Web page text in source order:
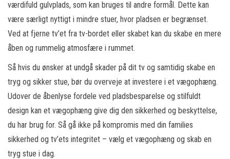
værdifuld gulvplads, som kan bruges til andre formål. Dette kan
være særligt nyttigt i mindre stuer, hvor pladsen er begrænset.
Ved at fjerne tv’et fra tv-bordet eller skabet kan du skabe en mere
åben og rummelig atmosfære i rummet.
Så hvis du ønsker at undgå skader på dit tv og samtidig skabe en
tryg og sikker stue, bør du overveje at investere i et vægophæng.
Udover de åbenlyse fordele ved pladsbesparelse og stilfuldt
design kan et vægophæng give dig den sikkerhed og beskyttelse,
du har brug for. Så gå ikke på kompromis med din families
sikkerhed og tv’ets integritet – vælg et vægophæng og skab en
tryg stue i dag.